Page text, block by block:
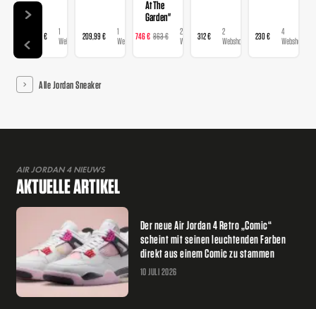
139,99 €
1
Webshop
209,99 €
1
Webshop
At The
Garden"
746 € 863 €
2
Webshops312 €
2
Webshops
230 €
4
Webshops
Alle Jordan Sneaker
AIR JORDAN 4 NIEUWS
AKTUELLE ARTIKEL
Der neue Air Jordan 4 Retro „Comic“
scheint mit seinen leuchtenden Farben
direkt aus einem Comic zu stammen
10 JULI 2026